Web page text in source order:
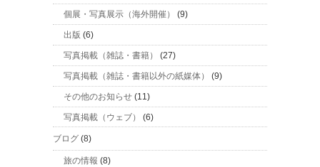
個展・写真展示（海外開催） (9)
出版 (6)
写真掲載（雑誌・書籍） (27)
写真掲載（雑誌・書籍以外の紙媒体） (9)
その他のお知らせ (11)
写真掲載（ウェブ） (6)
ブログ (8)
旅の情報 (8)